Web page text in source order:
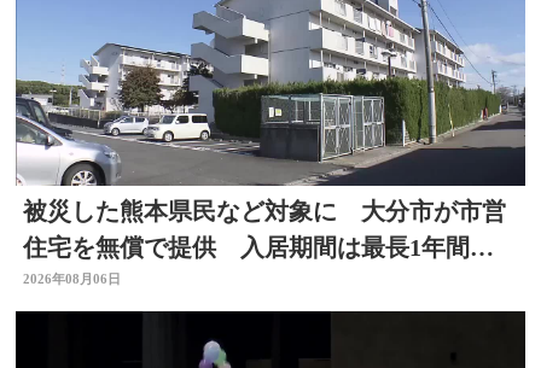
被災した熊本県民など対象に 大分市が市営
住宅を無償で提供 入居期間は最長1年間
【令和8年熊本地震】
2026年08月06日